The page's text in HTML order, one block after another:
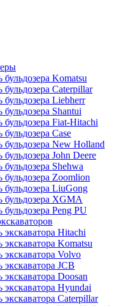
бульдозера Komatsu
бульдозера Caterpillar
бульдозера Liebherr
бульдозера Shantui
бульдозера Fiat-Hitachi
бульдозера Case
бульдозера New Holland
бульдозера John Deere
бульдозера Shehwa
бульдозера Zoomlion
бульдозера LiuGong
бульдозера XGMA
бульдозера Peng PU
экскаватора Hitachi
экскаватора Komatsu
экскаватора Volvo
экскаватора JCB
экскаватора Doosan
экскаватора Hyundai
экскаватора Caterpillar